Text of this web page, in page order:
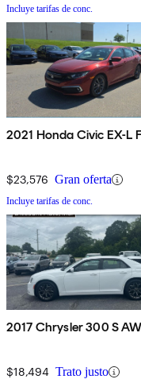
Incluye tarifas de conc.
2021 Honda Civic EX-L
$23,576 Gran oferta
Incluye tarifas de conc.
2017 Chrysler 300 S
$18,494 Trato justo